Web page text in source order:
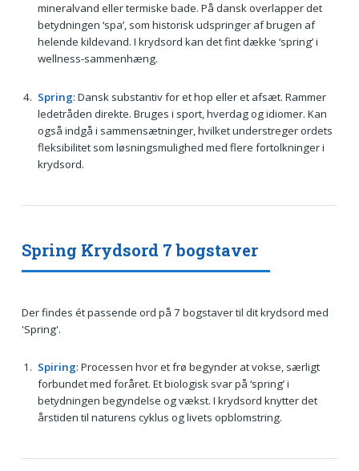
mineralvand eller termiske bade. På dansk overlapper det
betydningen ‘spa’, som historisk udspringer af brugen af
helende kildevand. I krydsord kan det fint dække ‘spring’ i
wellness-sammenhæng.
Spring: Dansk substantiv for et hop eller et afsæt. Rammer
ledetråden direkte. Bruges i sport, hverdag og idiomer. Kan
også indgå i sammensætninger, hvilket understreger ordets
fleksibilitet som løsningsmulighed med flere fortolkninger i
krydsord.
Spring Krydsord 7 bogstaver
Der findes ét passende ord på 7 bogstaver til dit krydsord med
'Spring'.
Spiring: Processen hvor et frø begynder at vokse, særligt
forbundet med foråret. Et biologisk svar på ‘spring’ i
betydningen begyndelse og vækst. I krydsord knytter det
årstiden til naturens cyklus og livets opblomstring.